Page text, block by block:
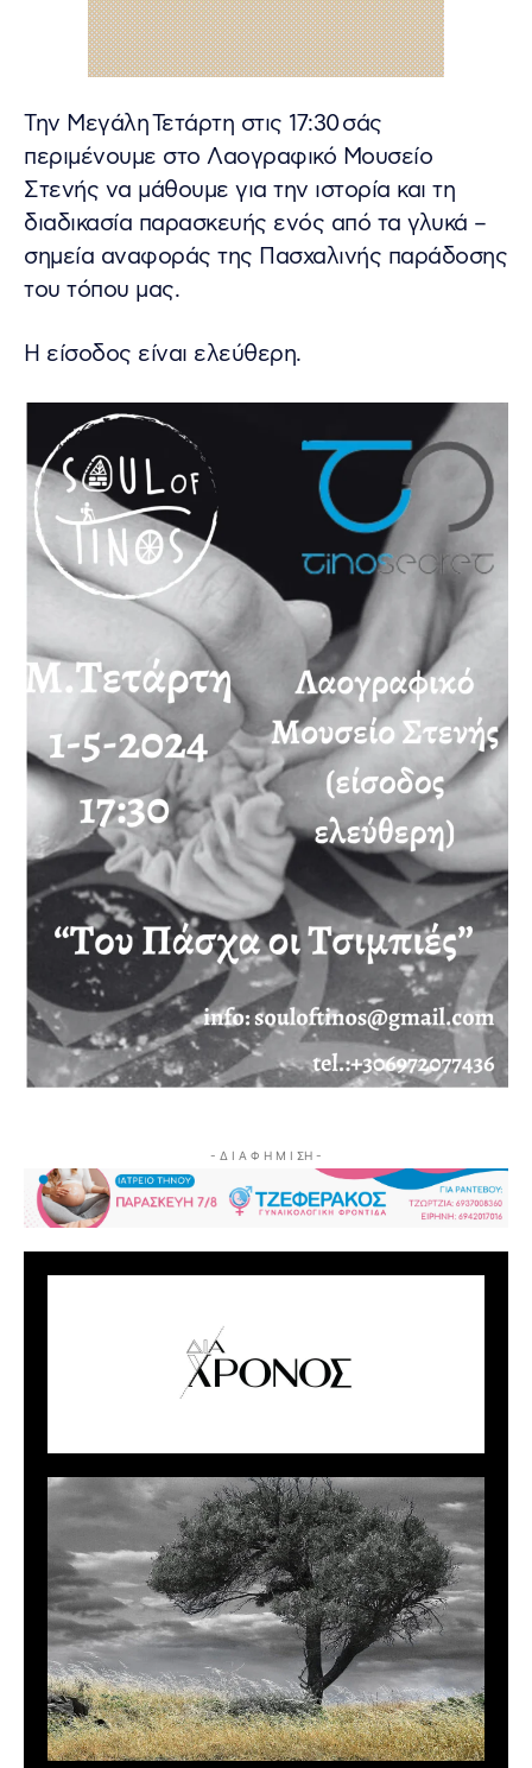
Την Μεγάλη Τετάρτη στις 17:30 σάς
περιμένουμε στο Λαογραφικό Μουσείο
Στενής να μάθουμε για την ιστορία και τη
διαδικασία παρασκευής ενός από τα γλυκά –
σημεία αναφοράς της Πασχαλινής παράδοσης
του τόπου μας.
Η είσοδος είναι ελεύθερη.
- Δ Ι Α Φ Η Μ Ι ΣΗ -